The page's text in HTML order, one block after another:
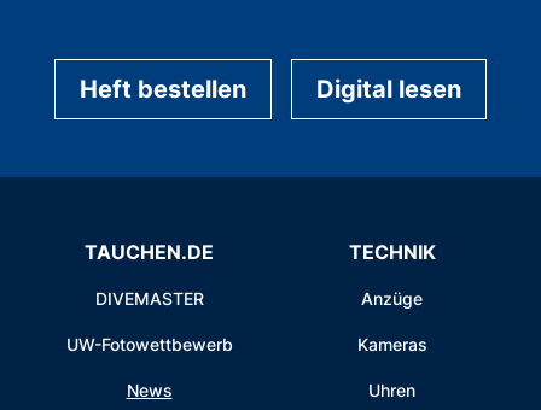
Heft bestellen Digital lesen
TAUCHEN.DE
DIVEMASTER
UW-Fotowettbewerb
News
TECHNIK
Anzüge
Kameras
Uhren